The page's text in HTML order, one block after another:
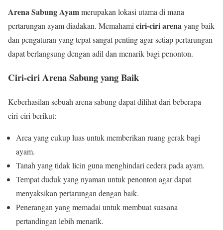
Arena Sabung Ayammerupakan lokasi utama di mana
pertarungan ayam diadakan. Memahami ciri-ciri arena yang baik
dan pengaturan yang tepat sangat penting agar setiap pertarungan
dapat berlangsung dengan adil dan menarik bagi penonton.
Ciri-ciri Arena Sabung yang Baik
Keberhasilan sebuah arena sabung dapat dilihat dari beberapa
ciri-ciri berikut:
Area yang cukup luas untuk memberikan ruang gerak bagi
ayam.
Tanah yang tidak licin guna menghindari cedera pada ayam.
Tempat duduk yang nyaman untuk penonton agar dapat
menyaksikan pertarungan dengan baik.
Penerangan yang memadai untuk membuat suasana
pertandingan lebih menarik.